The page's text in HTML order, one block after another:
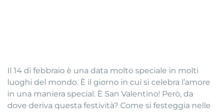
Il 14 di febbraio è una data molto speciale in molti
luoghi del mondo. È il giorno in cui si celebra l’amore
in una maniera special. È San Valentino! Però, da
dove deriva questa festività? Come si festeggia nelle